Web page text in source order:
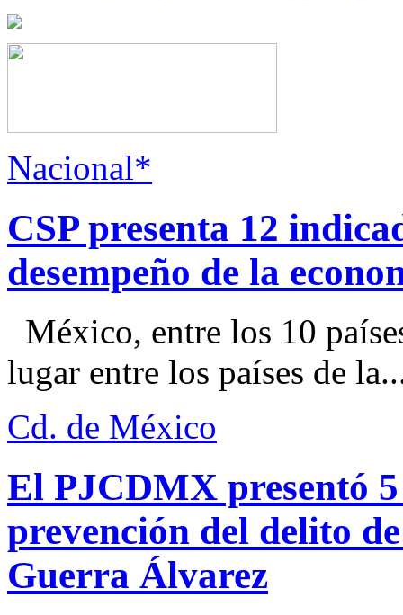
Nacional*
CSP presenta 12
desempeño de la
México, entre los 10
lugar entre los países de
Cd. de México
El PJCDMX presentó
prevención del delito
Guerra Álvarez